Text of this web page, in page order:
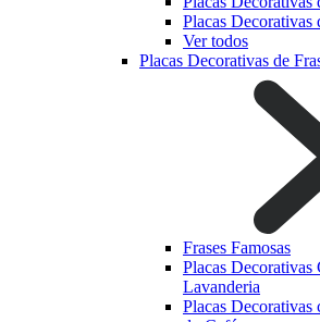
Placas Decorativas
Ver todos
Placas Decorativas de
Frases Famosas
Placas Decorativas
Lavanderia
Placas Decorativas